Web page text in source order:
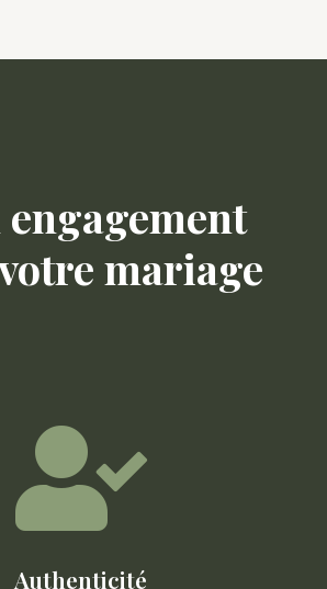
mariage

Authenticité